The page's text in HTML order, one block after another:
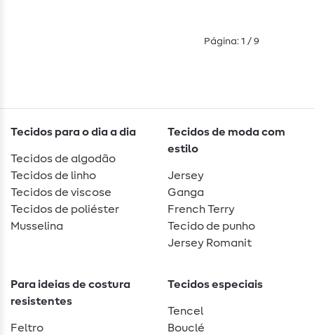
Página: 1 / 9
Tecidos para o dia a dia
Tecidos de algodão
Tecidos de linho
Tecidos de viscose
Tecidos de poliéster
Musselina
Tecidos de moda com
estilo
Jersey
Ganga
French Terry
Tecido de punho
Jersey Romanit
Para ideias de costura
resistentes
Feltro
Tecidos especiais
Tencel
Bouclé